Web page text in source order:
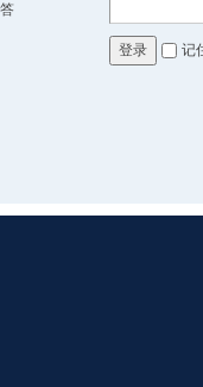
登录 记